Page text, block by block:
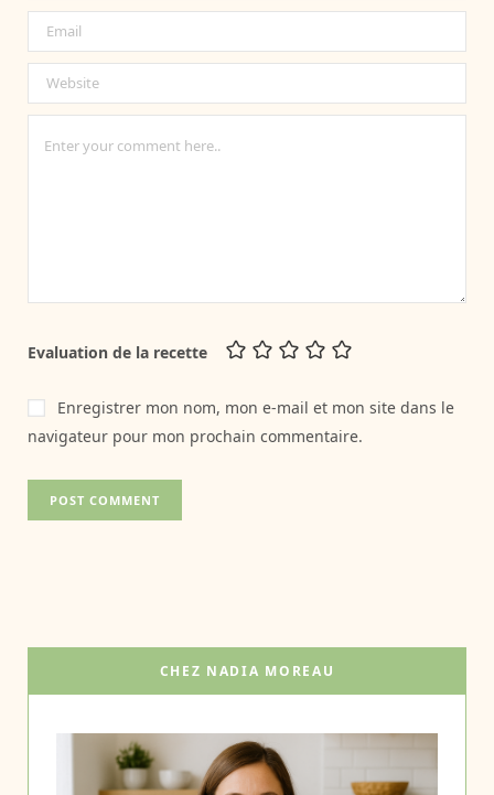
Evaluation de la recette
Enregistrer mon nom, mon e-mail et mon site dans le
navigateur pour mon prochain commentaire.
CHEZ NADIA MOREAU